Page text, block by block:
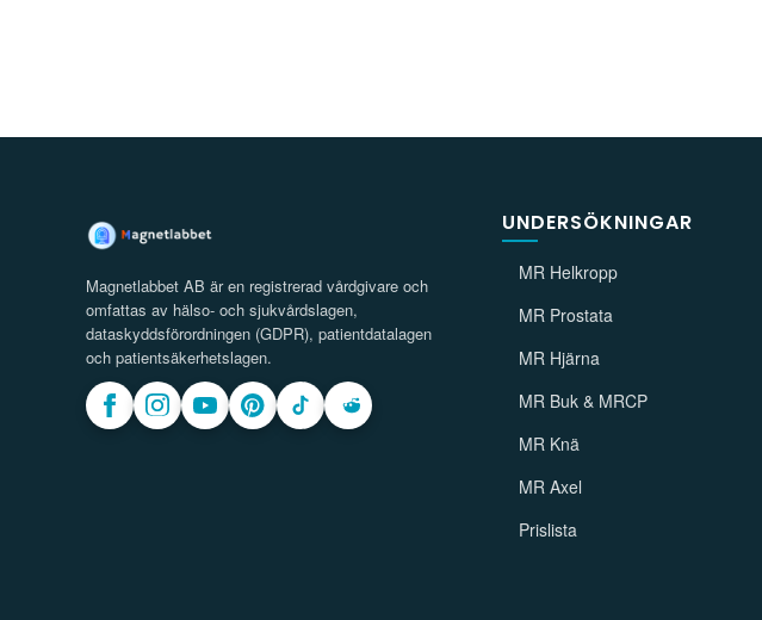
Magnetlabbet AB är en registrerad vårdgivare och
omfattas av hälso- och sjukvårdslagen,
dataskyddsförordningen (GDPR), patientdatalagen
och patientsäkerhetslagen.
UNDERSÖKNINGAR
MR Helkropp
MR Prostata
MR Hjärna
MR Buk & MRCP
MR Knä
MR Axel
Prislista